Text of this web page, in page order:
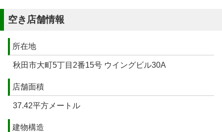
空き店舗情報
所在地
秋田市大町5丁目2番15号 ウイングビル30A
店舗面積
37.42平方メートル
建物構造